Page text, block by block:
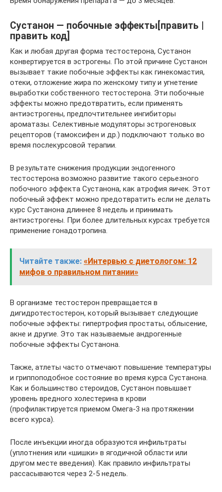
Сустанон — побочные эффекты[править |
править код]
Как и любая другая форма тестостерона, Сустанон
конвертируется в эстрогены. По этой причине Сустанон
вызывает такие побочные эффекты как гинекомастия,
отеки, отложение жира по женскому типу и угнетение
выработки собственного тестостерона. Эти побочные
эффекты можно предотвратить, если применять
антиэстрогены, предпочтительнее ингибиторы
ароматазы. Селективные модуляторы эстрогеновых
рецепторов (тамоксифен и др.) подключают только во
время послекурсовой терапии.
В результате снижения продукции эндогенного
тестостерона возможно развитие такого серьезного
побочного эффекта Сустанона, как атрофия яичек. Этот
побочный эффект можно предотвратить если не делать
курс Сустанона длиннее 8 недель и принимать
антиэстрогены. При более длительных курсах требуется
применение гонадотропина.
Читайте также: «Интервью с диетологом: 12
мифов о правильном питании»
В организме тестостерон превращается в
дигидротестостерон, который вызывает следующие
побочные эффекты: гипертрофия простаты, облысение,
акне и другие. Это так называемые андрогенные
побочные эффекты Сустанона.
Также, атлеты часто отмечают повышение температуры
и гриппоподобное состояние во время курса Сустанона.
Как и большинство стероидов, Сустанон повышает
уровень вредного холестерина в крови
(профилактируется приемом Омега-3 на протяжении
всего курса).
После инъекции иногда образуются инфильтраты
(уплотнения или «шишки» в ягодичной области или
другом месте введения). Как правило инфильтраты
рассасываются через 2-5 недель.